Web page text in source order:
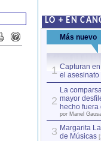
LO + EN
Más nuevo
1 Capturan
el asesinato
2
La
mayor
hecho
por Manel
3 Margarita
de Músicas